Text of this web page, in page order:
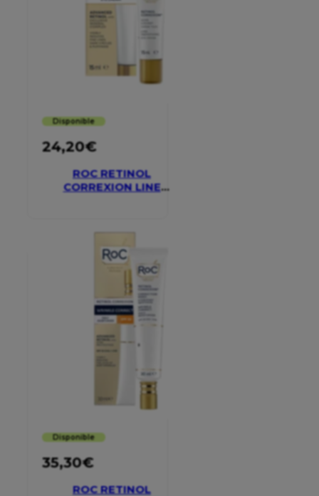
Disponible
24,20€
ROC RETINOL
CORREXION LINE
Disponible
35,30€
ROC RETINOL